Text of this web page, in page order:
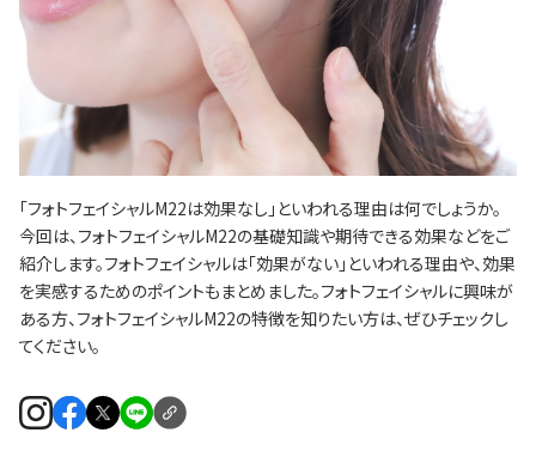
「フォトフェイシャルM22は効果なし」といわれる理由は何でしょうか。
今回は、フォトフェイシャルM22の基礎知識や期待できる効果などをご
紹介します。フォトフェイシャルは「効果がない」といわれる理由や、効果
を実感するためのポイントもまとめました。フォトフェイシャルに興味が
ある方、フォトフェイシャルM22の特徴を知りたい方は、ぜひチェックし
てください。